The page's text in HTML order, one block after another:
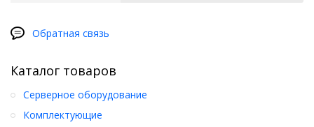
Обратная связь
Каталог товаров
Серверное оборудование
Комплектующие